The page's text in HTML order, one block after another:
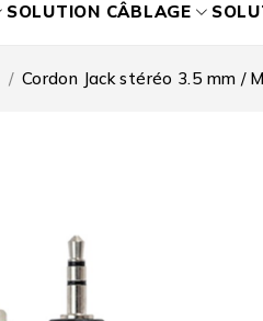
SOLUTION CÂBLAGE
/ Cordon Jack stéréo 3.5 mm /